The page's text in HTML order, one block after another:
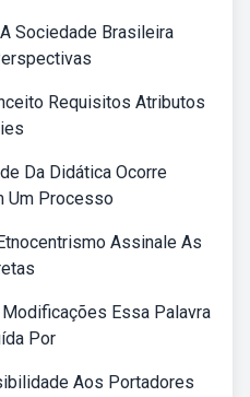
Sociedade Brasileira
Requisitos Atributos
Da Didática Ocorre
Um Processo
Assinale As
Essa Palavra
Por
Aos Portadores